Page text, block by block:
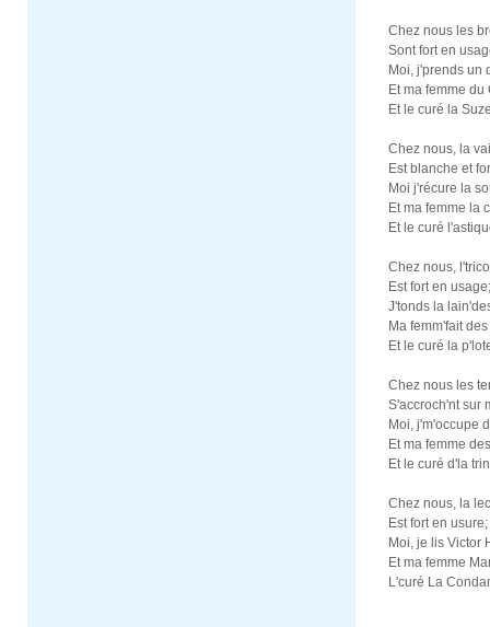
Chez nous les
Sont fort en
Moi, j'prends un
Et ma femme du
Et le curé la
Chez nous, la
Est blanche et
Moi j'récure la
Et ma femme la
Et le curé
Chez nous,
Est fort en usage;
J'tonds la
Ma femm'fait
Et le curé la
Chez nous les
S'accroch'nt sur
Moi, j'm'occupe
Et ma femme
Et le curé d'la
Chez nous, la
Est fort en usure;
Moi, je lis Victor
Et ma femme
L'curé La